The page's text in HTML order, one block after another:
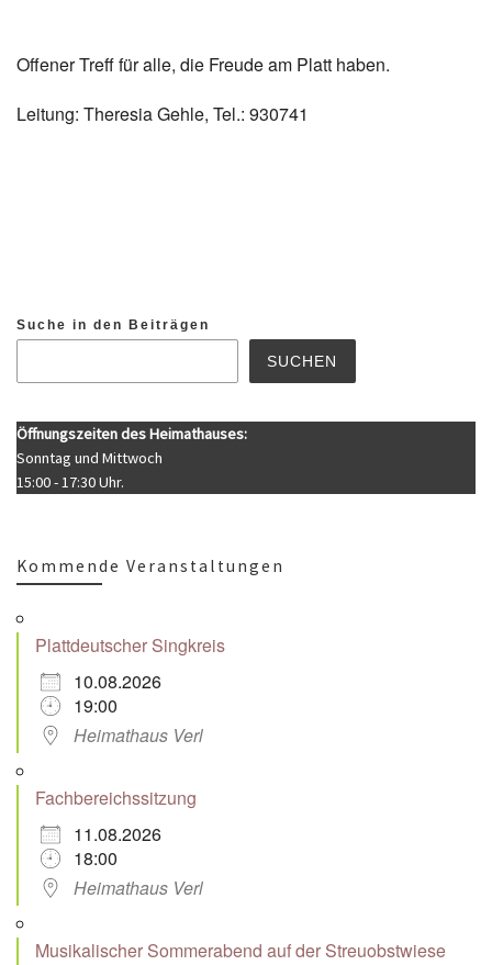
Offener Treff für alle, die Freude am Platt haben.
Leitung: Theresia Gehle, Tel.: 930741
Suche in den Beiträgen
SUCHEN
Öffnungszeiten des Heimathauses:
Sonntag und Mittwoch
15:00 - 17:30 Uhr.
Kommende Veranstaltungen
Plattdeutscher Singkreis
10.08.2026
19:00
Heimathaus Verl
Fachbereichssitzung
11.08.2026
18:00
Heimathaus Verl
Musikalischer Sommerabend auf der Streuobstwiese